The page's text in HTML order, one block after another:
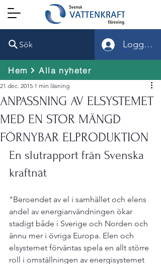
Sök Logga in
Hem Alla nyheter
ANPASSNING AV ELSYSTEMET
MED EN STOR MÄNGD
FÖRNYBAR ELPRODUKTION
21 dec. 2015 1 min läsning
En slutrapport från Svenska
kraftnät
”Beroendet av el i samhället och elens
andel av energianvänd­ningen ökar
stadigt både i Sverige och Norden och
ännu mer i övriga Europa. Elen och
elsystemet förväntas spela en allt större
roll i omställningen av energisystemet